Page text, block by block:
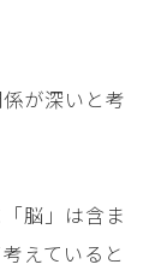
が深いと考
脳」は含ま
えていると